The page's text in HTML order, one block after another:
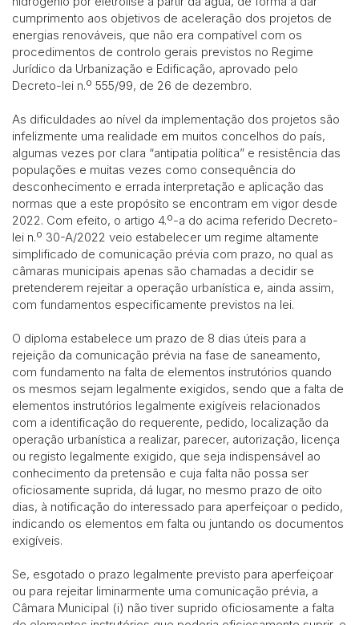
cumprimento aos objetivos de aceleração dos projetos de
energias renováveis, que não era compatível com os
procedimentos de controlo gerais previstos no Regime
Jurídico da Urbanização e Edificação, aprovado pelo
Decreto-lei n.º 555/99, de 26 de dezembro.
As dificuldades ao nível da implementação dos projetos são
infelizmente uma realidade em muitos concelhos do país,
algumas vezes por clara “antipatia política” e resistência das
populações e muitas vezes como consequência do
desconhecimento e errada interpretação e aplicação das
normas que a este propósito se encontram em vigor desde
2022. Com efeito, o artigo 4.º-a do acima referido Decreto-
lei n.º 30-A/2022 veio estabelecer um regime altamente
simplificado de comunicação prévia com prazo, no qual as
câmaras municipais apenas são chamadas a decidir se
pretenderem rejeitar a operação urbanística e, ainda assim,
com fundamentos especificamente previstos na lei.
O diploma estabelece um prazo de 8 dias úteis para a
rejeição da comunicação prévia na fase de saneamento,
com fundamento na falta de elementos instrutórios quando
os mesmos sejam legalmente exigidos, sendo que a falta de
elementos instrutórios legalmente exigíveis relacionados
com a identificação do requerente, pedido, localização da
operação urbanística a realizar, parecer, autorização, licença
ou registo legalmente exigido, que seja indispensável ao
conhecimento da pretensão e cuja falta não possa ser
oficiosamente suprida, dá lugar, no mesmo prazo de oito
dias, à notificação do interessado para aperfeiçoar o pedido,
indicando os elementos em falta ou juntando os documentos
exigíveis.
Se, esgotado o prazo legalmente previsto para aperfeiçoar
ou para rejeitar liminarmente uma comunicação prévia, a
Câmara Municipal (i) não tiver suprido oficiosamente a falta